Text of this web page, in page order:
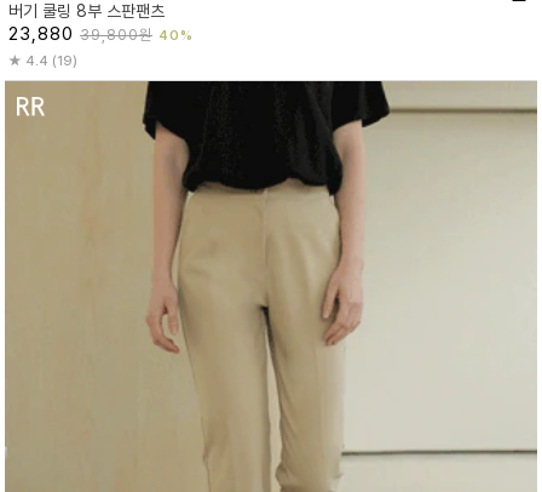
버기 쿨링 8부 스판팬츠
23,880 39,800원 40%
4.4 (19)